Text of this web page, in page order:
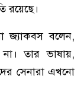
রয়েছে।
জ্যাকবস বলেন,
তার ভাষায়,
সেনারা এখনো